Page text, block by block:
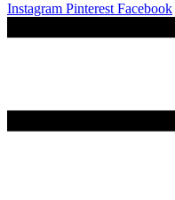
Instagram Pinterest Facebook